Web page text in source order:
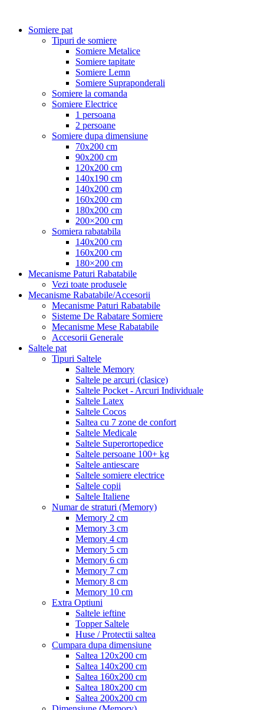
Somiere pat
Tipuri de somiere
Somiere Metalice
Somiere tapitate
Somiere Lemn
Somiere Supraponderali
Somiere la comanda
Somiere Electrice
1 persoana
2 persoane
Somiere dupa dimensiune
70x200 cm
90x200 cm
120x200 cm
140x190 cm
140x200 cm
160x200 cm
180x200 cm
200×200 cm
Somiera rabatabila
140x200 cm
160x200 cm
180×200 cm
Mecanisme Paturi Rabatabile
Vezi toate produsele
Mecanisme Rabatabile/Accesorii
Mecanisme Paturi Rabatabile
Sisteme De Rabatare Somiere
Mecanisme Mese Rabatabile
Accesorii Generale
Saltele pat
Tipuri Saltele
Saltele Memory
Saltele pe arcuri (clasice)
Saltele Pocket - Arcuri Individuale
Saltele Latex
Saltele Cocos
Saltea cu 7 zone de confort
Saltele Medicale
Saltele Superortopedice
Saltele persoane 100+ kg
Saltele antiescare
Saltele somiere electrice
Saltele copii
Saltele Italiene
Numar de straturi (Memory)
Memory 2 cm
Memory 3 cm
Memory 4 cm
Memory 5 cm
Memory 6 cm
Memory 7 cm
Memory 8 cm
Memory 10 cm
Extra Optiuni
Saltele ieftine
Topper Saltele
Huse / Protectii saltea
Cumpara dupa dimensiune
Saltea 120x200 cm
Saltea 140x200 cm
Saltea 160x200 cm
Saltea 180x200 cm
Saltea 200x200 cm